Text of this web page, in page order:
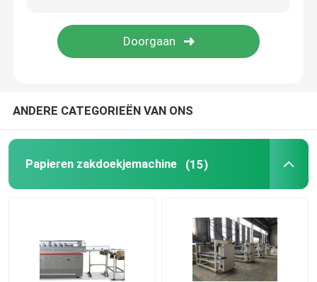
De Machine van de keukenhanddoek
Document het In reliëf maken Machine
document snijmachine rewinder machine
ANDERE CATEGORIEËN VAN ONS
Papieren zakdoekjemachine (15)